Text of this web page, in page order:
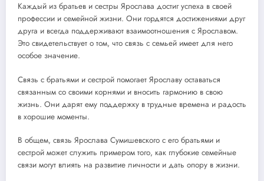
Каждый из братьев и сестры Ярослава достиг успеха в своей
профессии и семейной жизни. Они гордятся достижениями друг
друга и всегда поддерживают взаимоотношения с Ярославом.
Это свидетельствует о том, что связь с семьей имеет для него
особое значение.
Связь с братьями и сестрой помогает Ярославу оставаться
связанным со своими корнями и вносить гармонию в свою
жизнь. Они дарят ему поддержку в трудные времена и радость
в хорошие моменты.
В общем, связь Ярослава Сумишевского с его братьями и
сестрой может служить примером того, как глубокие семейные
связи могут влиять на развитие личности и дать опору в жизни.